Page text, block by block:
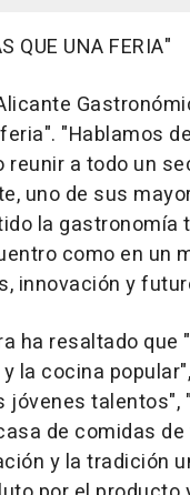
QUE UNA FERIA"
"Hablamos
reunir a todo un
uno de sus
la gastronomía
como en un
innovación y
ha resaltado que
la cocina
jóvenes talentos",
de comidas de
y la tradición